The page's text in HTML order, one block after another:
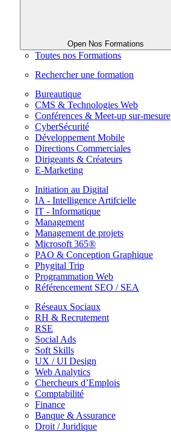
Open Nos Formations
Toutes nos Formations
Rechercher une formation
Bureautique
CMS & Technologies Web
Conférences & Meet-up sur-mesure
CyberSécurité
Développement Mobile
Directions Commerciales
Dirigeants & Créateurs
E-Marketing
Initiation au Digital
IA - Intelligence Artifcielle
IT - Informatique
Management
Management de projets
Microsoft 365®
PAO & Conception Graphique
Phygital Trip
Programmation Web
Référencement SEO / SEA
Réseaux Sociaux
RH & Recrutement
RSE
Social Ads
Soft Skills
UX / UI Design
Web Analytics
Chercheurs d’Emplois
Comptabilité
Finance
Banque & Assurance
Droit / Juridique